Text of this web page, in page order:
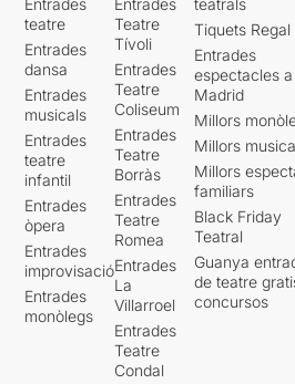
teatre
Entrades
dansa
Entrades
musicals
Entrades
teatre
infantil
Entrades
òpera
Entrades
improvisació
Entrades
monòlegs
Teatre
Tívoli
Entrades
Teatre
Coliseum
Entrades
Teatre
Borràs
Entrades
Teatre
Romea
Entrades
La
Villarroel
Entrades
Teatre
Condal
Tiquets Regal
Entrades
espectacles a
Madrid
Millors
Millors
Millors
familiars
Black Friday
Teatral
Guanya
de teatre
concursos